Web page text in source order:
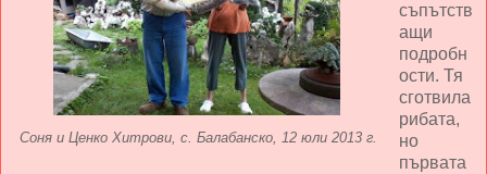
Соня и Ценко Хитрови, с. Балабанско, 12 юли 2013 г.
съпътств
ащи
подробн
ости. Тя
сготвила
рибата,
но
първата